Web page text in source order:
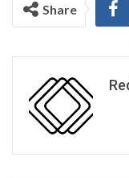
Share